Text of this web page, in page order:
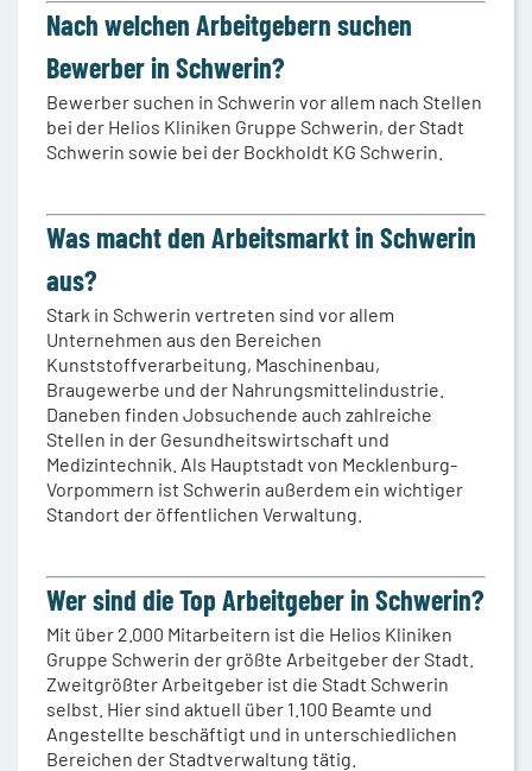
Nach welchen Arbeitgebern suchen
Bewerber in Schwerin?
Bewerber suchen in Schwerin vor allem nach Stellen
bei der Helios Kliniken Gruppe Schwerin, der Stadt
Schwerin sowie bei der Bockholdt KG Schwerin.
Was macht den Arbeitsmarkt in Schwerin
aus?
Stark in Schwerin vertreten sind vor allem
Unternehmen aus den Bereichen
Kunststoffverarbeitung, Maschinenbau,
Braugewerbe und der Nahrungsmittelindustrie.
Daneben finden Jobsuchende auch zahlreiche
Stellen in der Gesundheitswirtschaft und
Medizintechnik. Als Hauptstadt von Mecklenburg-
Vorpommern ist Schwerin außerdem ein wichtiger
Standort der öffentlichen Verwaltung.
Wer sind die Top Arbeitgeber in Schwerin?
Mit über 2.000 Mitarbeitern ist die Helios Kliniken
Gruppe Schwerin der größte Arbeitgeber der Stadt.
Zweitgrößter Arbeitgeber ist die Stadt Schwerin
selbst. Hier sind aktuell über 1.100 Beamte und
Angestellte beschäftigt und in unterschiedlichen
Bereichen der Stadtverwaltung tätig.